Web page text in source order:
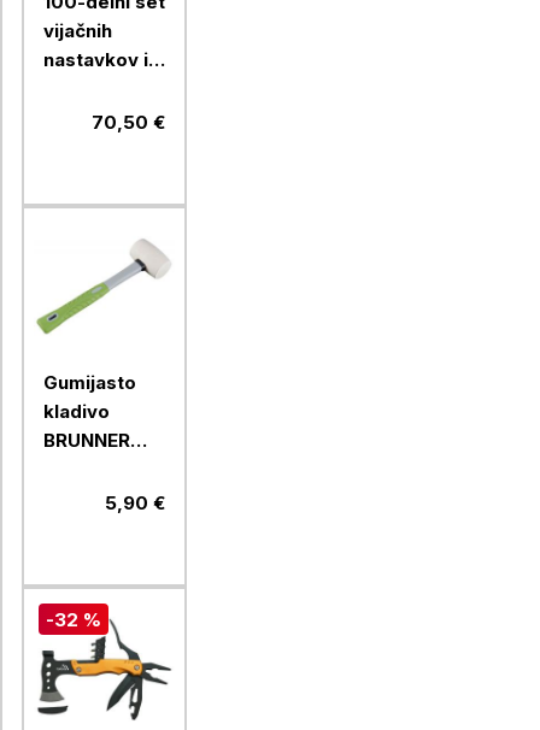
vijačnih
nastavkov in
DeWalt70,50 €
Gumijasto
kladivo
BRUNNER
5,90 €
-32 %